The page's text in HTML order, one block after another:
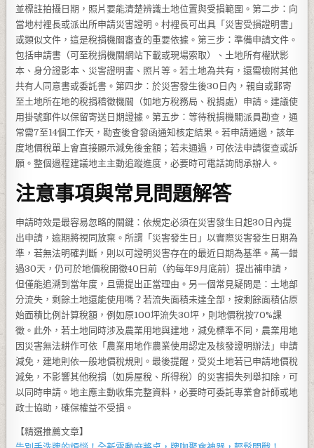
並標註拍攝日期，照片要能清楚辨識土地位置與受損範圍。第二步：向
當地村裡長或派出所申請災害證明。村裡長可出具「災害受損證明書」
或類似文件，這是稅捐機關審查的重要依據。第三步：準備申請文件。
包括申請書（可至稅捐機關網站下載或現場索取）、土地所有權狀影
本、身分證影本、災害證明書、照片等。若土地為共有，還需檢附其他
共有人同意書或委託書。第四步：於災害發生後30日內，親自或郵寄
至土地所在地的稅捐稽徵機關（如地方稅務局、稅捐處）申請。建議使
用掛號郵件以保留寄送日期證據。第五步：等待稅捐機關派員勘查，通
常需7至14個工作天，勘查後會發函通知核定結果。若申請通過，該年
度地價稅單上會直接顯示減免後金額；若未通過，可依法申請復查或訴
願。整個過程建議地主主動追蹤進度，必要時可電話詢問承辦人。
注意事項與常見問題解答
申請時效是最容易忽略的關鍵：依規定必須在災害發生日起30日內提
出申請，逾期將視同放棄。所謂「災害發生日」以實際災害發生日期為
準，若無法明確判斷，則以可證明災害存在的最近日期為基準。萬一錯
過30天，仍可於地價稅開徵40日前（約每年9月底前）提出補申請，
但僅能追溯到當年度，且需提出正當理由。另一個常見疑問是：土地部
分流失，剩餘土地還能使用嗎？若流失面積未達全部，按剩餘面積佔原
始面積比例計算稅額，例如原100坪流失30坪，則地價稅按70%課
徵。此外，若土地同時涉及農業用地與建地，減免標準不同，農業用地
因災害無法耕作可依「農業用地作農業使用認定及核發證明辦法」申請
減免，建地則依一般地價稅規則。最後提醒，受災土地若已申請地價稅
減免，不影響其他稅捐（如房屋稅、所得稅）的災害損失列舉扣除，可
以同時申請。地主應主動收集完整資料，必要時可委託專業會計師或地
政士協助，確保權益不受損。
【精選推薦文章】